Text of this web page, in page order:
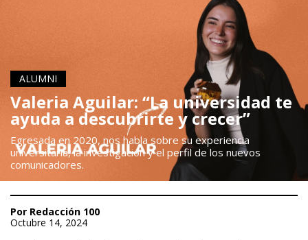
ALUMNI
Valeria Aguilar: “La universidad te
ayuda a descubrirte y crecer”
Egresada en 2020, nos habla sobre su experiencia
universitaria, la investigación y el perfil de los nuevos
comunicadores.
Por Redacción 100
Octubre 14, 2024